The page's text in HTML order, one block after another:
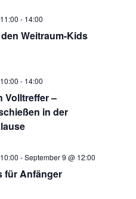
Weitraum-Kids
- 14:00
Volltreffer –
in der
- 14:00
für Anfänger
-September 9 @ 12:00